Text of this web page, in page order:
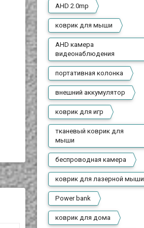
AHD 2.0mp
коврик для мыши
AHD камера
видеонаблюдения
портативная колонка
внешний аккумулятор
коврик для игр
тканевый коврик для
мыши
беспроводная камера
коврик для лазерной мыши
Power bank
коврик для дома